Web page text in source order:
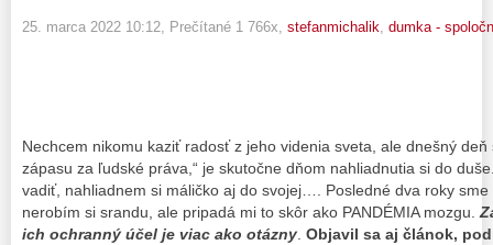
25. marca 2022 10:12 , Prečítané 1 766x, stefanmichalik dumka -
Nechcem nikomu kaziť radosť z jeho videnia sveta, ale dnešný deň
zápasu za ľudské práva,“ je skutočne dňom nahliadnutia si do
vadiť, nahliadnem si máličko aj do svojej…. Posledné dva roky
nerobím si srandu, ale pripadá mi to skôr ako PANDÉMIA mozgu.
ich ochranný účel je viac ako otázny Objavil sa aj článok,